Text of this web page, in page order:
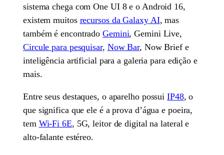
sistema chega com One UI 8 e o Android 16,
existem muitos recursos da Galaxy AI, mas
também é encontradoGemini, Gemini Live,
Circule para pesquisar, Now Bar, Now Brief e
inteligência artificial para a galeria para edição e
mais.
Entre seus destaques, o aparelho possuiIP48, o
que significa que ele é a prova d’água e poeira,
tem Wi-Fi 6E, 5G, leitor de digital na lateral e
alto-falante estéreo.